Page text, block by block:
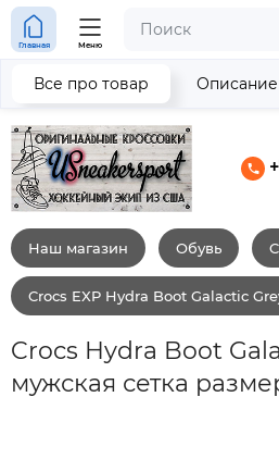
Главная Меню
Наш магазин Обувь
Crocs EXP Hydra Boot Galactic
Crocs Hydra Boot
мужская сетка
Все про товар Описание